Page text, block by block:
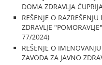
DOMA ZDRAVLJA
REŠENJE O
ZDRAVLJE
77/2024)
REŠENJE O
ZAVODA ZA JAVNO